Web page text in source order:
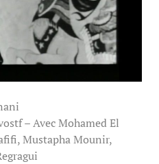
– Avec Mohamed El
Mustapha Mounir,